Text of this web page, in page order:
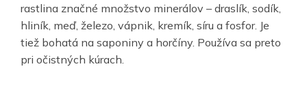
rastlina značné množstvo minerálov – draslík, sodík,
hliník, meď, železo, vápnik, kremík, síru a fosfor. Je
tiež bohatá na saponiny a horčíny. Používa sa preto
pri očistných kúrach.